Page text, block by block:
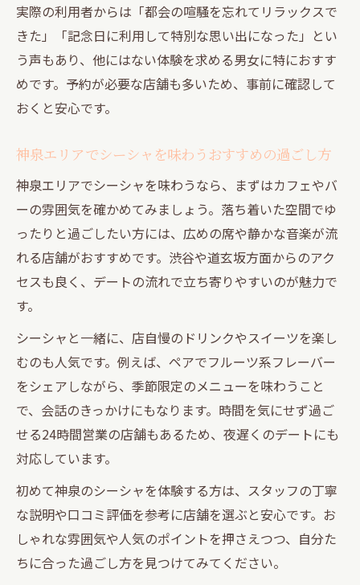
実際の利用者からは「都会の喧騒を忘れてリラックスで
きた」「記念日に利用して特別な思い出になった」とい
う声もあり、他にはない体験を求める男女に特におすす
めです。予約が必要な店舗も多いため、事前に確認して
おくと安心です。
神泉エリアでシーシャを味わうおすすめの過ごし方
神泉エリアでシーシャを味わうなら、まずはカフェやバ
ーの雰囲気を確かめてみましょう。落ち着いた空間でゆ
ったりと過ごしたい方には、広めの席や静かな音楽が流
れる店舗がおすすめです。渋谷や道玄坂方面からのアク
セスも良く、デートの流れで立ち寄りやすいのが魅力で
す。
シーシャと一緒に、店自慢のドリンクやスイーツを楽し
むのも人気です。例えば、ペアでフルーツ系フレーバー
をシェアしながら、季節限定のメニューを味わうこと
で、会話のきっかけにもなります。時間を気にせず過ご
せる24時間営業の店舗もあるため、夜遅くのデートにも
対応しています。
初めて神泉のシーシャを体験する方は、スタッフの丁寧
な説明や口コミ評価を参考に店舗を選ぶと安心です。お
しゃれな雰囲気や人気のポイントを押さえつつ、自分た
ちに合った過ごし方を見つけてみてください。